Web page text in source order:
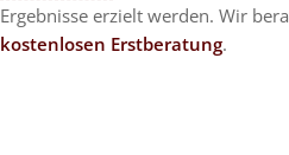
Ergebnisse erzielt werden. Wir
kostenlosen Erstberatung.